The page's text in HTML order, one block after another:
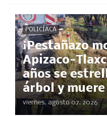
POLICÍACA
¡Pestañazo
Apizaco-
años se
árbol y
viernes, agosto 07, 2026